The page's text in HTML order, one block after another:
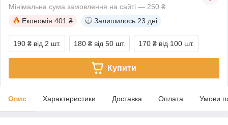
Мінімальна сума замовлення на сайті — 250 ₴
Економія 401 ₴ Залишилось 23 дні
190 ₴ від 2 шт. 180 ₴ від 50 шт. 170 ₴ від 100 шт.
Купити
Опис Характеристики Доставка Оплата Умови